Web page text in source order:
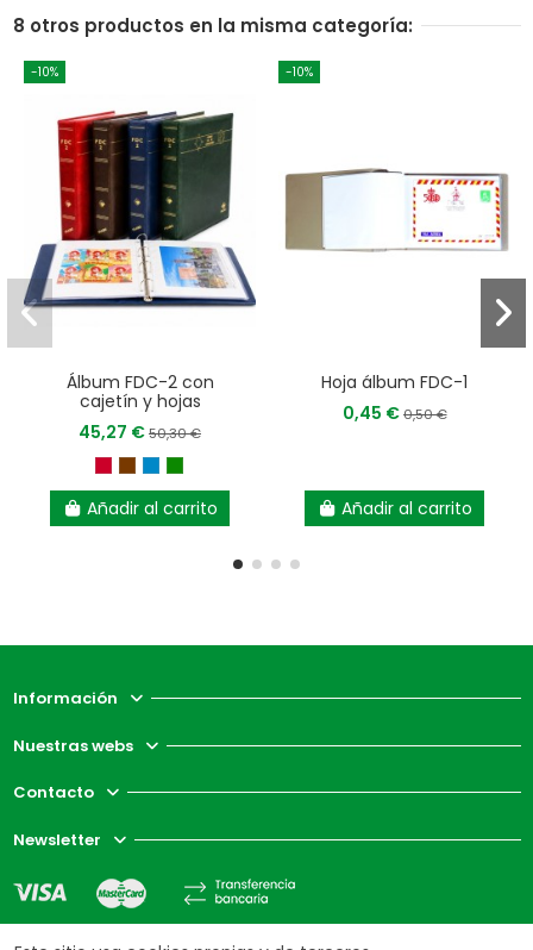
8 otros productos en la misma categoría:
-10%
Álbum FDC-2 con
cajetín y hojas
45,27 €50,30 €
Añadir al carrito
-10%
Hoja álbum FDC-1
0,45 €0,50 €
Añadir al carrito
Información
Nuestras webs
Contacto
Newsletter